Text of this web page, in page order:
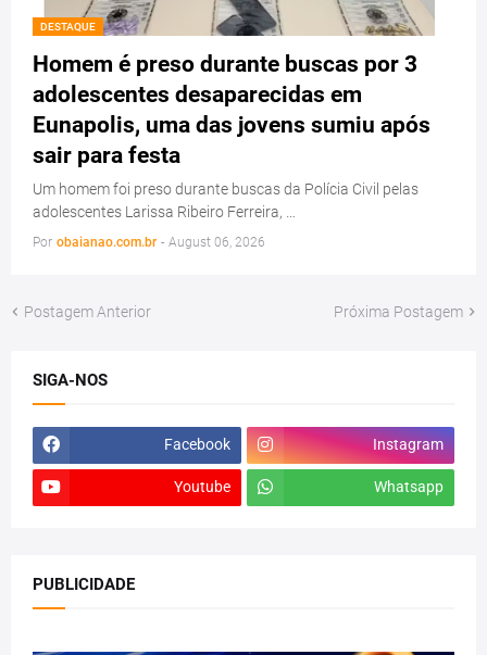
DESTAQUE
Homem é preso durante buscas por 3
adolescentes desaparecidas em
Eunapolis, uma das jovens sumiu após
sair para festa
Um homem foi preso durante buscas da Polícia Civil pelas
adolescentes Larissa Ribeiro Ferreira, …
Por obaianao.com.br - August 06, 2026
Postagem Anterior Próxima Postagem
SIGA-NOS
Facebook Instagram
Youtube Whatsapp
PUBLICIDADE